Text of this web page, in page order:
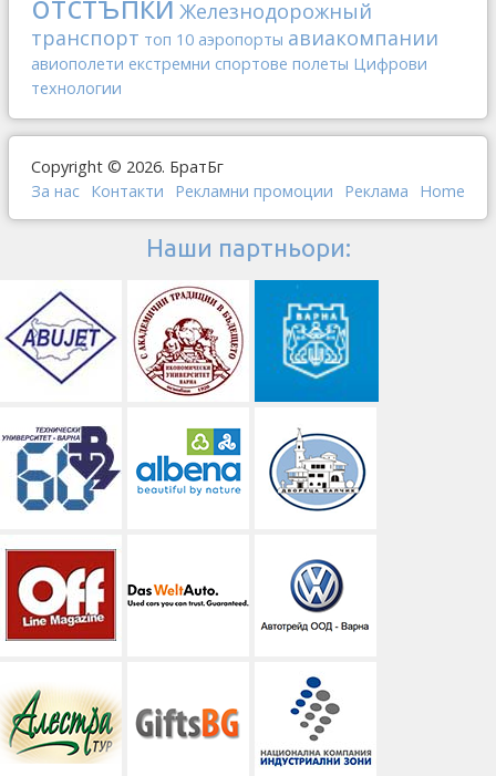
Железнодорожный
транспорт топ 10 аэропорты авиакомпании
авиополети екстремни спортове полеты Цифрови
технологии
Copyright © 2026. БратБг
За нас Контакти Рекламни промоции Реклама Home
Наши партньори: